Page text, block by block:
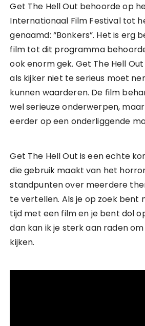
Get The Hell Out behoorde op
Internationaal Film Festival tot
genaamd: “Bonkers”. Het is erg
film tot dit programma
ook enorm gek. Get The Hell
als kijker niet te serieus moet
kunnen waarderen. De film
wel serieuze onderwerpen,
eerder op een onderliggende
Get The Hell Out is een echte
die gebruik maakt van het
standpunten over meerdere
te vertellen. Als je op zoek bent
tijd met een film en je bent dol
dan kan ik je sterk aan raden
kijken.